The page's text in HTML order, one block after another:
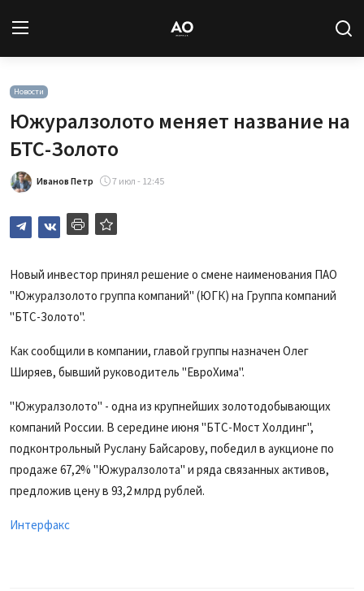
Новости
Статьи
Авторы
База знаний
Новости
Южуралзолото меняет название на
БТС-Золото
Иванов Петр 7 июл - 12:45
Новый инвестор принял решение о смене наименования ПАО
"Южуралзолото группа компаний" (ЮГК) на Группа компаний
"БТС-Золото".
Как сообщили в компании, главой группы назначен Олег
Ширяев, бывший руководитель "ЕвроХима".
"Южуралзолото" - одна из крупнейших золотодобывающих
компаний России. В середине июня "БТС-Мост Холдинг",
подконтрольный Руслану Байсарову, победил в аукционе по
продаже 67,2% "Южуралзолота" и ряда связанных активов,
предложив цену в 93,2 млрд рублей.
Интерфакс